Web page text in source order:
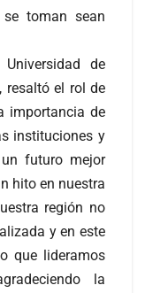
se toman sean
de
resaltó el rol de
importancia de
instituciones y
futuro mejor
hito en nuestra
región no
y en este
que lideramos
la